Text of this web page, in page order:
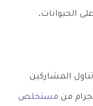
الحيوانات.
المشاركين
مستخلص